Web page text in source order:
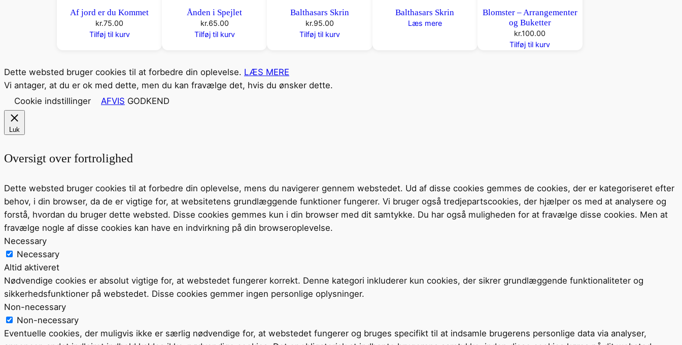
Af jord er du Kommet
kr.75.00
Tilføj til kurv
Ånden i Spejlet
kr.65.00
Tilføj til kurv
Balthasars Skrin
kr.95.00
Tilføj til kurv
Balthasars Skrin
Læs mere
Blomster – Arrangementer
og Buketter
kr.100.00
Tilføj til kurv
Dette websted bruger cookies til at forbedre din oplevelse. LÆS MERE
Vi antager, at du er ok med dette, men du kan fravælge det, hvis du ønsker dette.
Cookie indstillinger
AFVIS GODKEND
Luk
Oversigt over fortrolighed
Dette websted bruger cookies til at forbedre din oplevelse, mens du navigerer gennem webstedet. Ud af disse cookies gemmes de cookies, der er kategoriseret efter
behov, i din browser, da de er vigtige for, at websitetens grundlæggende funktioner fungerer. Vi bruger også tredjepartscookies, der hjælper os med at analysere og
forstå, hvordan du bruger dette websted. Disse cookies gemmes kun i din browser med dit samtykke. Du har også muligheden for at fravælge disse cookies. Men at
fravælge nogle af disse cookies kan have en indvirkning på din browseroplevelse.
Necessary
Necessary
Altid aktiveret
Nødvendige cookies er absolut vigtige for, at webstedet fungerer korrekt. Denne kategori inkluderer kun cookies, der sikrer grundlæggende funktionaliteter og
sikkerhedsfunktioner på webstedet. Disse cookies gemmer ingen personlige oplysninger.
Non-necessary
Non-necessary
Eventuelle cookies, der muligvis ikke er særlig nødvendige for, at webstedet fungerer og bruges specifikt til at indsamle brugerens personlige data via analyser,